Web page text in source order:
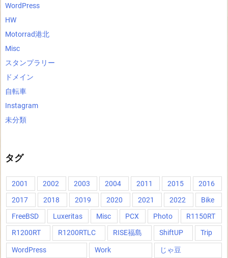
WordPress
HW
Motorrad港北
Misc
スタンプラリー
ドメイン
自転車
Instagram
未分類
タグ
2001 2002 2003 2004 2011 2015
2016
2017
2018 2019 2020 2021 2022
Bike
FreeBSD
Luxeritas Misc PCX Photo
R1150RT
R1200RT
R1200RTLC RISE福島 ShiftUP Trip
WordPress Work じゃ豆